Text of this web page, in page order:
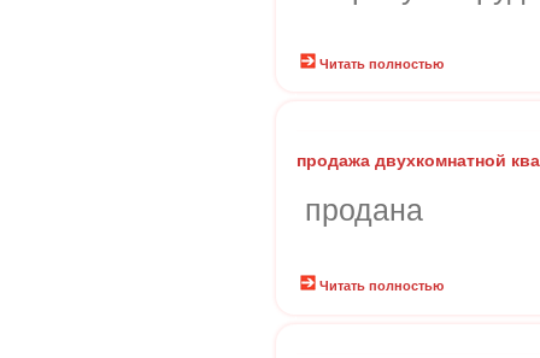
Читать полностью
продажа двухкомнатной
продана
Читать полностью